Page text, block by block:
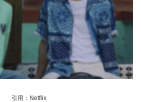
引用：Netflix